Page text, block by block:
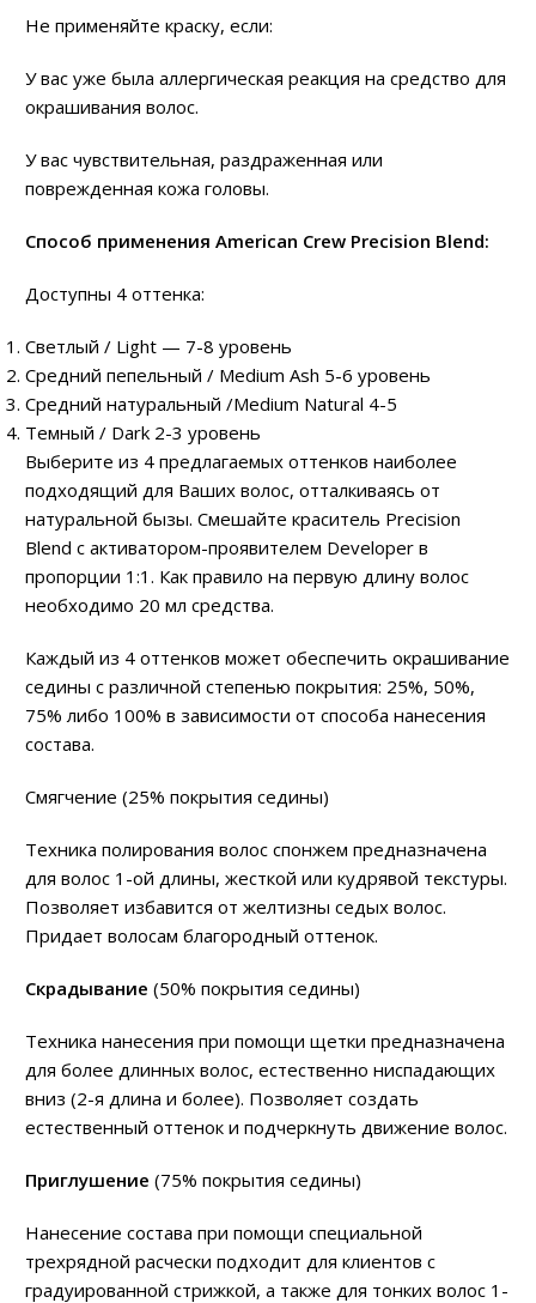
Не применяйте краску, если:
У вас уже была аллергическая реакция на средство для
окрашивания волос.
У вас чувствительная, раздраженная или
поврежденная кожа головы.
Способ применения American Crew Precision Blend:
Доступны 4 оттенка:
Светлый / Light — 7-8 уровень
Средний пепельный / Medium Ash 5-6 уровень
Средний натуральный /Medium Natural 4-5
Темный / Dark 2-3 уровень
Выберите из 4 предлагаемых оттенков наиболее
подходящий для Ваших волос, отталкиваясь от
натуральной бызы. Смешайте краситель Precision
Blend с активатором-проявителем Developer в
пропорции 1:1. Как правило на первую длину волос
необходимо 20 мл средства.
Каждый из 4 оттенков может обеспечить окрашивание
седины с различной степенью покрытия: 25%, 50%,
75% либо 100% в зависимости от способа нанесения
состава.
Смягчение (25% покрытия седины)
Техника полирования волос спонжем предназначена
для волос 1-ой длины, жесткой или кудрявой текстуры.
Позволяет избавится от желтизны седых волос.
Придает волосам благородный оттенок.
Скрадывание (50% покрытия седины)
Техника нанесения при помощи щетки предназначена
для более длинных волос, естественно ниспадающих
вниз (2-я длина и более). Позволяет создать
естественный оттенок и подчеркнуть движение волос.
Приглушение (75% покрытия седины)
Нанесение состава при помощи специальной
трехрядной расчески подходит для клиентов с
градуированной стрижкой, а также для тонких волос 1-